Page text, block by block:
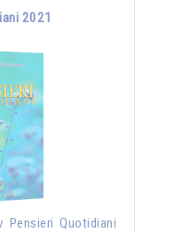
2021
Pensieri Quotidiani